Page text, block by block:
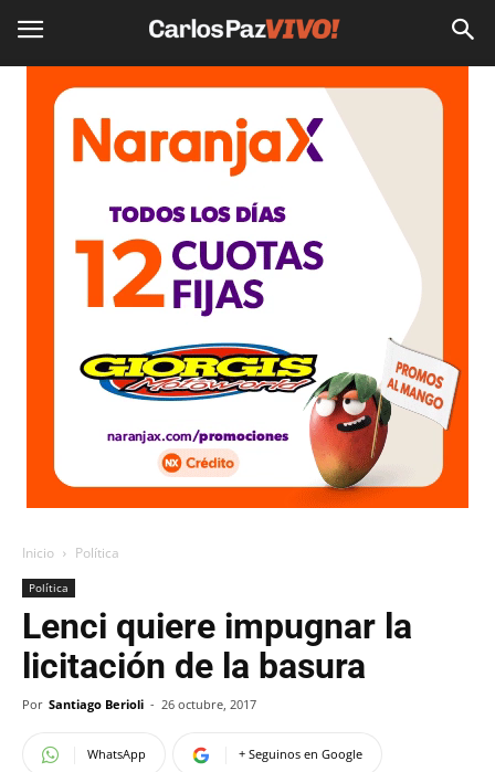
Inicio Política
Política
Lenci quiere impugnar la
licitación de la basura
Por Santiago Berioli - 26 octubre, 2017
WhatsApp + Seguinos en Google